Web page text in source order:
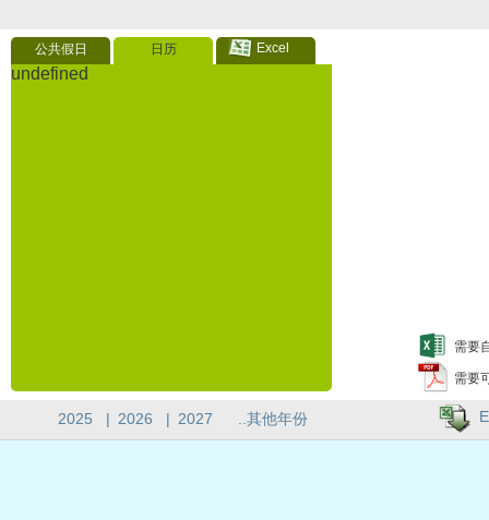
公共假日 日历 Excel
undefined
需要
需要
2025 | 2026 | 2027 ..其他年份